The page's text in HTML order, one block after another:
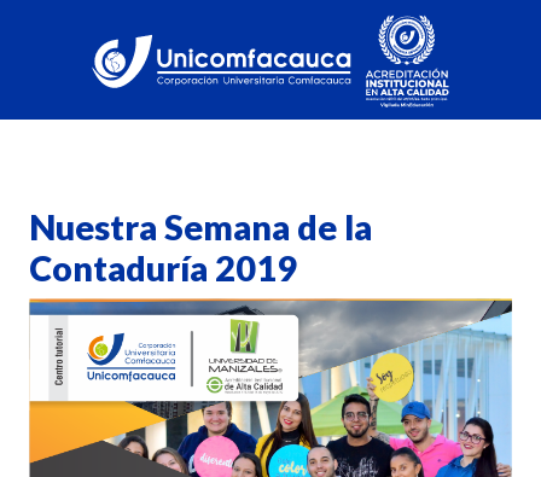
Nuestra Semana de la
Contaduría 2019